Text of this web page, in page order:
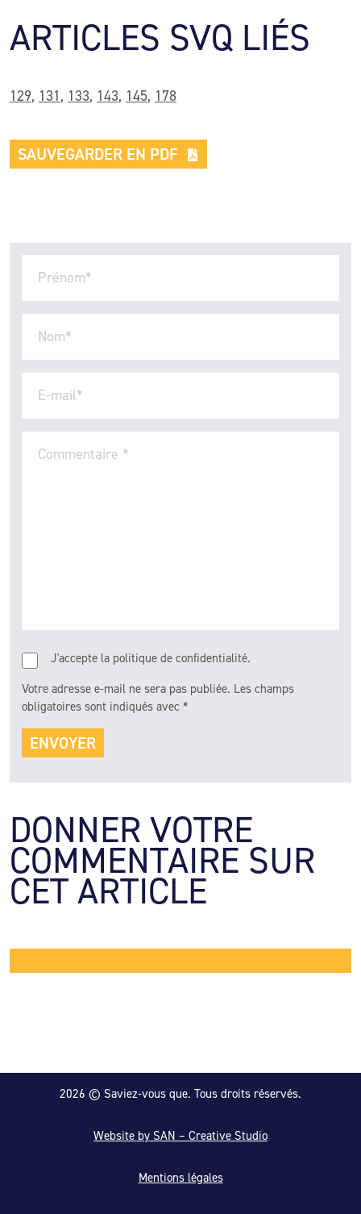
ARTICLES SVQ LIÉS
129, 131, 133, 143, 145, 178
SAUVEGARDER EN PDF
Votre adresse e-mail ne sera pas publiée. Les champs
obligatoires sont indiqués avec *
Commentaire *
Prénom*
E-mail*
J'accepte la politique de confidentialité.
Nom*
DONNER VOTRE
COMMENTAIRE SUR
CET ARTICLE
2026 © Saviez-vous que. Tous droits réservés.
Website by SAN – Creative Studio
Mentions légales